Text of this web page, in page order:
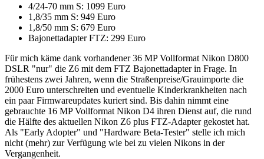
4/24-70 mm S: 1099 Euro
1,8/35 mm S: 949 Euro
1,8/50 mm S: 679 Euro
Bajonettadapter FTZ: 299 Euro
Für mich käme dank vorhandener 36 MP Vollformat Nikon D800
DSLR "nur" die Z6 mit dem FTZ Bajonettadapter in Frage. In
frühestens zwei Jahren, wenn die Straßenpreise/Grauimporte die
2000 Euro unterschreiten und eventuelle Kinderkrankheiten nach
ein paar Firmwareupdates kuriert sind. Bis dahin nimmt eine
gebrauchte 16 MP Vollformat Nikon D4 ihren Dienst auf, die rund
die Hälfte des aktuellen Nikon Z6 plus FTZ-Adapter gekostet hat.
Als "Early Adopter" und "Hardware Beta-Tester" stelle ich mich
nicht (mehr) zur Verfügung wie bei zu vielen Nikons in der
Vergangenheit.